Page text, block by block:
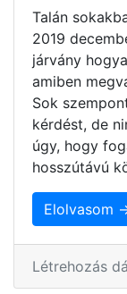
Talán
2019
járvány
amiben
Sok
kérdést, de
úgy, hogy
hosszútávú
Elolvasom
Létrehozás